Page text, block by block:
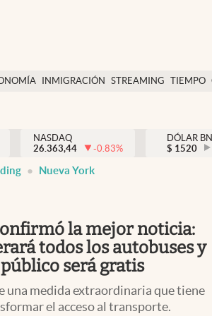
INMIGRACIÓN STREAMING TIEMPO
México
NASDAQ
26.363,44
-0.83%
DÓLAR
$ 1520
Nueva York
la mejor noticia:
todos los autobuses y
será gratis
una medida extraordinaria que tiene
el acceso al transporte.